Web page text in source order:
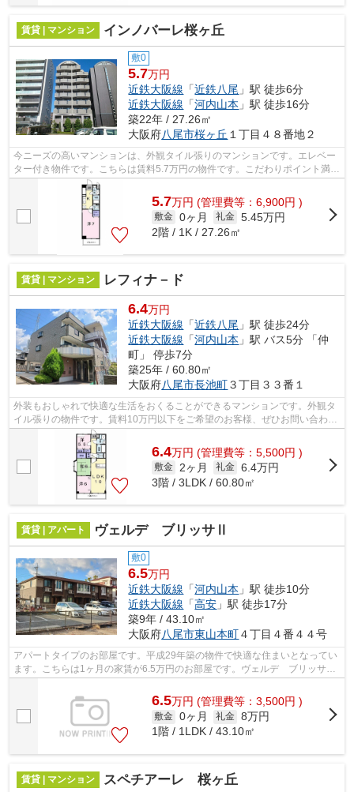
賃貸 | マンション インノバーレ桜ヶ丘
敷0
5.7万円
近鉄大阪線 「近鉄八尾 」駅 徒歩6分
近鉄大阪線 「河内山本 」駅 徒歩16分
築22年 / 27.26㎡
大阪府八尾市桜ヶ丘 １丁目４８番地２
今ニーズの高いマンションは、外観タイル張りのマンションです。エレベー
ター付き物件です。こちらは賃料5.7万円の物件です。こだわりポイント満載
のインノバーレ桜ヶ丘。八尾市への引...
5.7万円 (管理費等：6,900円 )
敷金 0ヶ月 礼金 5.45万円
2階 / 1K / 27.26㎡
賃貸 | マンション レフィナ－ド
6.4万円
近鉄大阪線 「近鉄八尾 」駅 徒歩24分
近鉄大阪線 「河内山本 」駅 バス5分 「仲
町」 停歩7分
築25年 / 60.80㎡
大阪府八尾市長池町３丁目３３番１
外装もおしゃれで快適な生活をおくることができるマンションです。外観タ
イル張りの物件です。賃料10万円以下をご希望のお客様、ぜひお問い合わせ
ください。レフィナ-ド：近鉄八尾駅に...
6.4万円 (管理費等：5,500円 )
敷金 2ヶ月 礼金 6.4万円
3階 / 3LDK / 60.80㎡
賃貸 | アパート ヴェルデ ブリッサⅡ
敷0
6.5万円
近鉄大阪線 「河内山本 」駅 徒歩10分
近鉄大阪線 「高安 」駅 徒歩17分
築9年 / 43.10㎡
大阪府八尾市東山本町４丁目４番４４号
アパートタイプのお部屋です。平成29年築の物件で快適な住まいとなってい
ます。こちらは1ヶ月の家賃が6.5万円のお部屋です。ヴェルデ ブリッサ
6.5万円 (管理費等：3,500円 )
敷金 0ヶ月 礼金 8万円
1階 / 1LDK / 43.10㎡
賃貸 | マンション スペチアーレ 桜ヶ丘